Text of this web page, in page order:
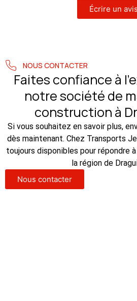
Écrire un avis
NOUS CONTACTER
Faites confiance à
notre société de
construction à
Si vous souhaitez en savoir plus,
dès maintenant. Chez Transports
toujours disponibles pour répondre
la région de
Nous contacter